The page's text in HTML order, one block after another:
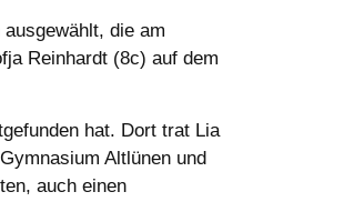
die am
Reinhardt (8c) auf dem
hat. Dort trat Lia
Altlünen und
auch einen